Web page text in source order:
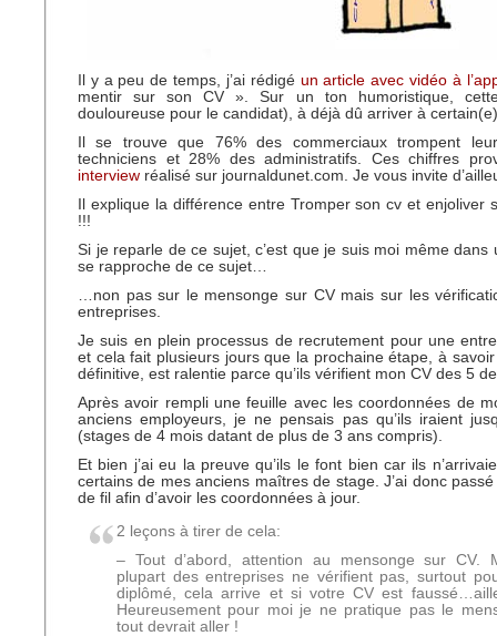
Il y a peu de temps, j’ai rédigé un article avec vidéo à
mentir sur son CV ». Sur un ton humoristique,
douloureuse pour le candidat), à déjà dû arriver à
Il se trouve que 76% des commerciaux trompent
techniciens et 28% des administratifs. Ces chiffres
interview réalisé sur journaldunet.com. Je vous invite
Il explique la différence entre Tromper son cv et enjoliver
!!!
Si je reparle de ce sujet, c’est que je suis moi même dans
se rapproche de ce sujet…
…non pas sur le mensonge sur CV mais sur les
entreprises.
Je suis en plein processus de recrutement pour une
et cela fait plusieurs jours que la prochaine étape, à
définitive, est ralentie parce qu’ils vérifient mon CV des 5
Après avoir rempli une feuille avec les coordonnées de
anciens employeurs, je ne pensais pas qu’ils iraient
(stages de 4 mois datant de plus de 3 ans compris).
Et bien j’ai eu la preuve qu’ils le font bien car ils
certains de mes anciens maîtres de stage. J’ai donc
de fil afin d’avoir les coordonnées à jour.
2 leçons à tirer de cela:
– Tout d’abord, attention au mensonge sur CV.
plupart des entreprises ne vérifient pas, surtout
diplômé, cela arrive et si votre CV est
Heureusement pour moi je ne pratique pas le
tout devrait aller !